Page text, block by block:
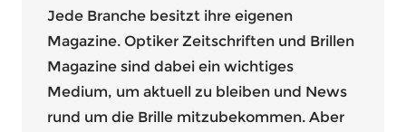
Jede Branche besitzt ihre eigenen
Magazine. Optiker Zeitschriften und Brillen
Magazine sind dabei ein wichtiges
Medium, um aktuell zu bleiben und News
rund um die Brille mitzubekommen. Aber